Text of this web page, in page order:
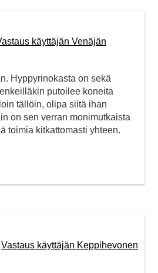
käyttäjän Venäjän
Hyppyrinokasta on sekä
putoilee koneita
tällöin, olipa siitä ihan
on sen verran monimutkaista
toimia kitkattomasti yhteen.
Vastaus käyttäjän Keppihevonen